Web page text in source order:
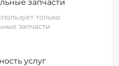
запчасти
только
запчасти
услуг